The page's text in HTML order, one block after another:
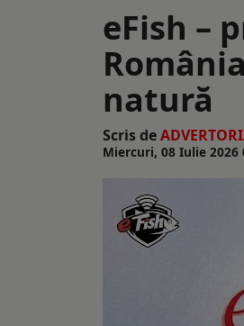
eFish –
natură
Scris de
Miercuri, 08 Iulie 2026